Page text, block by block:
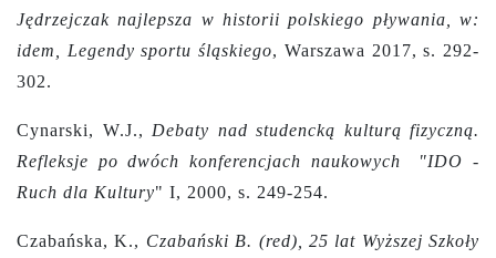
Jędrzejczak najlepsza w historii polskiego pływania, w:
idem, Legendy sportu śląskiego, Warszawa 2017, s. 292-
302.
Cynarski, W.J., Debaty nad studencką kulturą fizyczną.
Refleksje po dwóch konferencjach naukowych
"IDO -
Ruch dla Kultury" I, 2000, s. 249-254.
Czabańska, K., Czabański B. (red), 25 lat Wyższej Szkoły